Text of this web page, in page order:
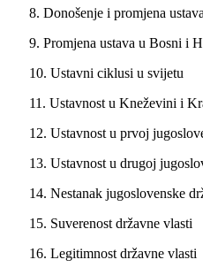
8. Donošenje i promjena ustava
9. Promjena ustava u Bosni i
10. Ustavni ciklusi u svijetu
11. Ustavnost u Kneževini i
12. Ustavnost u prvoj
13. Ustavnost u drugoj
14. Nestanak jugoslovenske
15. Suverenost državne vlasti
16. Legitimnost državne vlasti